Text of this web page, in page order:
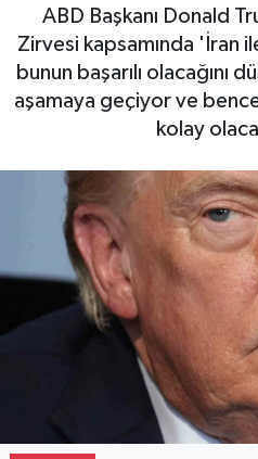
ABD Başkanı Donald
Zirvesi kapsamında 'İran
bunun başarılı olacağını
aşamaya geçiyor ve
kolay
Otovitrin
Asayiş
Gayrimenkul
Spor
Eğitim
Haber Arşivi